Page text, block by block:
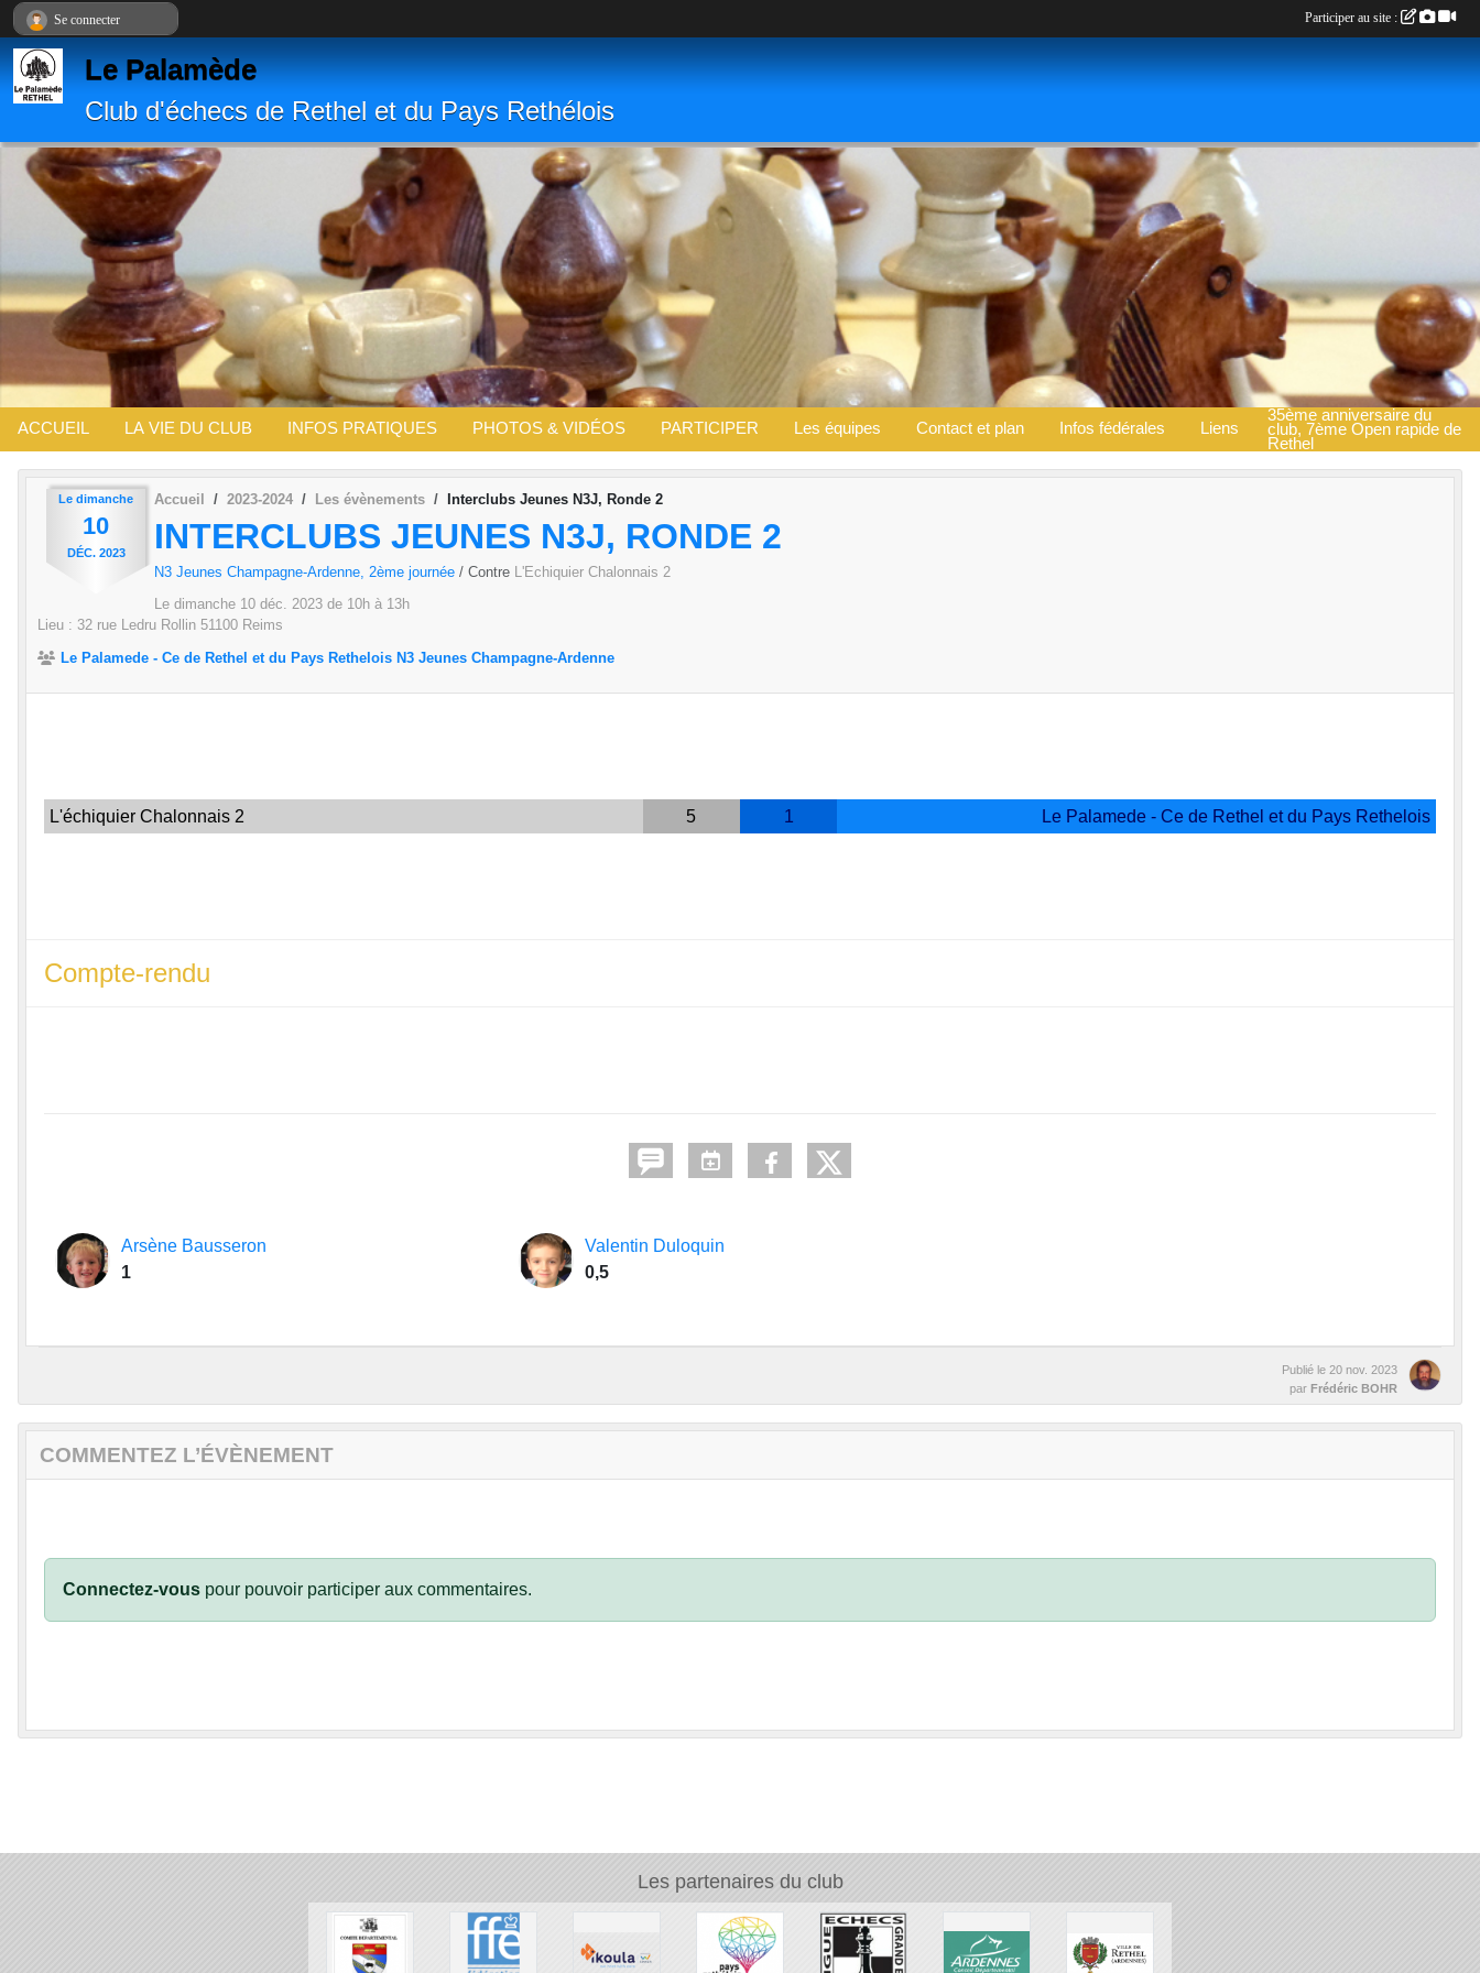
Le Palamède
Club d'échecs de Rethel et du Pays Rethélois
ACCUEIL LA VIE DU CLUB INFOS PRATIQUES PHOTOS & VIDÉOS PARTICIPER Les équipes Contact et plan Infos fédérales Liens
35ème anniversaire du
club, 7ème Open rapide de
Rethel
Le dimanche
10
DÉC. 2023
Accueil 2023-2024 Les évènements Interclubs Jeunes N3J, Ronde 2
INTERCLUBS JEUNES N3J, RONDE 2
N3 Jeunes Champagne-Ardenne, 2ème journée / Contre L'Echiquier Chalonnais 2
Le dimanche 10 déc. 2023 de 10h à 13h
Lieu : 32 rue Ledru Rollin 51100 Reims
Le Palamede - Ce de Rethel et du Pays Rethelois N3 Jeunes Champagne-Ardenne
L'échiquier Chalonnais 2 5 1 Le Palamede - Ce de Rethel et du Pays Rethelois
Compte-rendu
Arsène Bausseron
1
Valentin Duloquin
0,5
Publié le 20 nov. 2023
par Frédéric BOHR
COMMENTEZ L’ÉVÈNEMENT
Connectez-vous pour pouvoir participer aux commentaires.
Les partenaires du club
Se connecter Participer au site :
Panneau de gestion des cookies